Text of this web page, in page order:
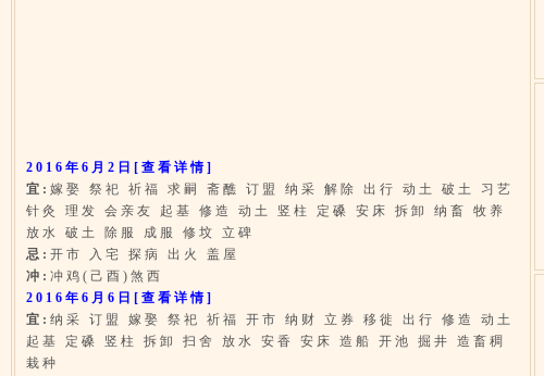
2016年6月2日 [查看详情]
宜: 嫁娶 祭祀 祈福 求嗣 斋醮 订盟 纳采 解除 出行 动土 破土 习艺
针灸 理发 会亲友 起基 修造 动土 竖柱 定磉 安床 拆卸 纳畜 牧养
放水 破土 除服 成服 修坟 立碑
忌: 开市 入宅 探病 出火 盖屋
冲: 冲鸡(己酉)煞西
2016年6月6日 [查看详情]
宜: 纳采 订盟 嫁娶 祭祀 祈福 开市 纳财 立券 移徙 出行 修造 动土
起基 定磉 竖柱 拆卸 扫舍 放水 安香 安床 造船 开池 掘井 造畜稠
栽种